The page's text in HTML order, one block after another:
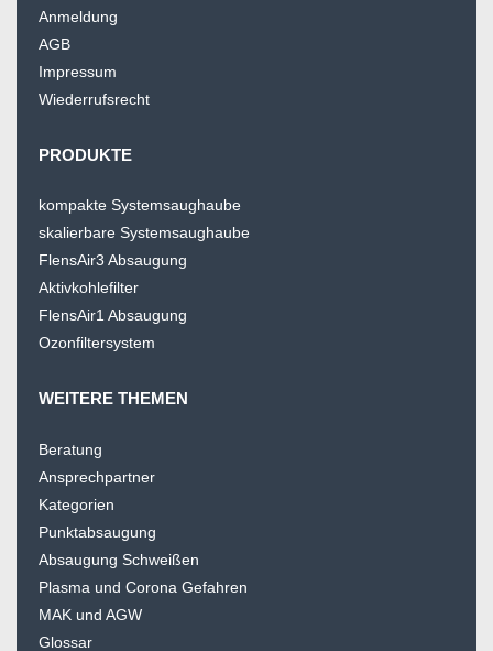
Anmeldung
AGB
Impressum
Wiederrufsrecht
PRODUKTE
kompakte Systemsaughaube
skalierbare Systemsaughaube
FlensAir3 Absaugung
Aktivkohlefilter
FlensAir1 Absaugung
Ozonfiltersystem
WEITERE THEMEN
Beratung
Ansprechpartner
Kategorien
Punktabsaugung
Absaugung Schweißen
Plasma und Corona Gefahren
MAK und AGW
Glossar